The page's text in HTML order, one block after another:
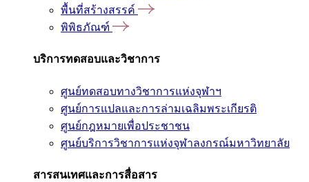
พื้นที่สร้างสรรค์
พิพิธภัณฑ์
บริการทดสอบและวิชาการ
ศูนย์ทดสอบทางวิชาการแห่งจุฬาฯ
ศูนย์การแปลและการล่ามเฉลิมพระเกียรติ
ศูนย์กฎหมายเพื่อประชาชน
ศูนย์บริการวิชาการแห่งจุฬาลงกรณ์มหาวิทยาลัย
สารสนเทศและการสื่อสาร